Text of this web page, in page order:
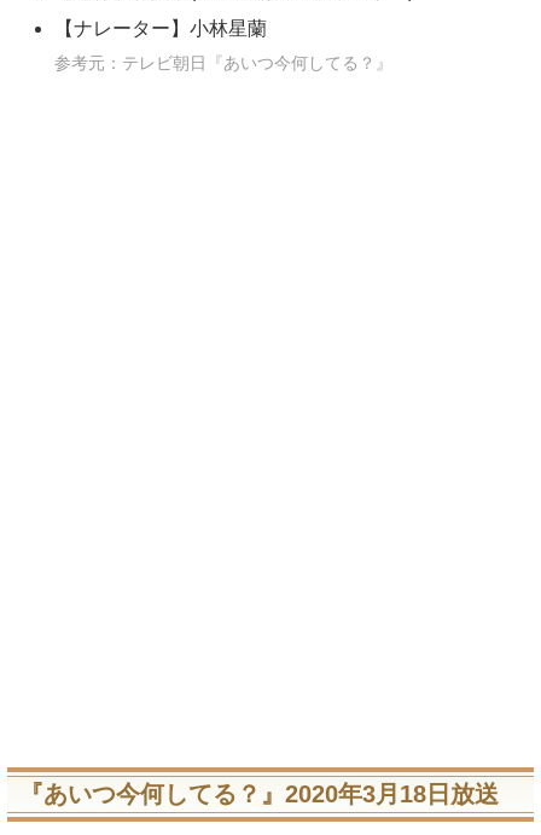
【ナレーター】小林星蘭
参考元：テレビ朝日『あいつ今何してる？』
『あいつ今何してる？』2020年3月18日放送